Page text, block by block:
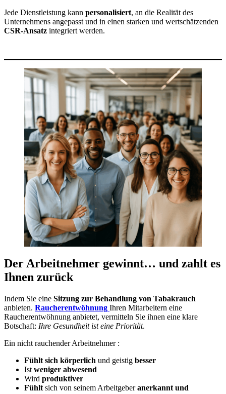
Jede Dienstleistung kann personalisiert, an die Realität des
Unternehmens angepasst und in einen starken und wertschätzenden
CSR-Ansatz integriert werden.
Der Arbeitnehmer gewinnt… und zahlt es
Ihnen zurück
Indem Sie eine Sitzung zur Behandlung von Tabakrauch
anbieten. Raucherentwöhnung Ihren Mitarbeitern eine
Raucherentwöhnung anbietet, vermitteln Sie ihnen eine klare
Botschaft: Ihre Gesundheit ist eine Priorität.
Ein nicht rauchender Arbeitnehmer :
Fühlt sich körperlich und geistig besser
Ist weniger abwesend
Wird produktiver
Fühlt sich von seinem Arbeitgeberanerkannt und